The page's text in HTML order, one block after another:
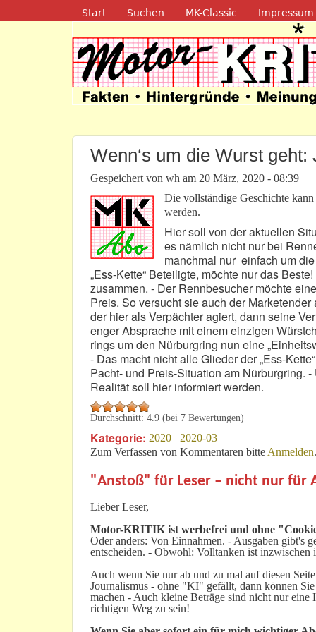
Navigation
Start Suchen MK-Classic Impressum
Motor-
Wenn‘s um die Wurst geht:
Gespeichert von wh am 20 März, 2020 - 08:39
Die vollständige Geschichte
werden.
Hier soll von der aktuellen
es nämlich nicht nur bei
manchmal nur einfach um
„Ess-Kette“ Beteiligte, möchte nur das
zusammen. - Der Rennbesucher möchte
Preis. So versucht sie auch der
der hier als Verpächter agiert, dann seine
enger Absprache mit einem einzigen
rings um den Nürburgring nun eine
- Das macht nicht alle Glieder der „Ess-
Pacht- und Preis-Situation am Nürburgring.
Realität soll hier informiert werden.
Durchschnitt: 4.9 (bei 7 Bewertungen)
Kategorie: 2020
2020-03
Zum Verfassen von Kommentaren bitte Anmelden.
"Anstoß" für Leser – nicht nur für
Lieber Leser,
Motor-KRITIK ist werbefrei und ohne
Oder anders: Von Einnahmen. - Ausgaben gibt's
entscheiden. - Obwohl: Volltanken ist inzwischen
Auch wenn Sie nur ab und zu mal auf diesen
Journalismus - ohne "KI" gefällt, dann können
machen - Auch kleine Beträge sind nicht nur
richtigen Weg zu sein!